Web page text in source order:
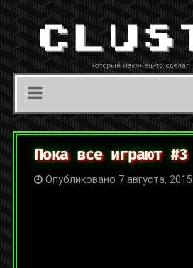
Пока все играют #3
Опубликовано 7 августа, 2015